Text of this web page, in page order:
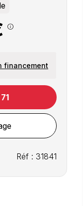
financement
Réf : 31841